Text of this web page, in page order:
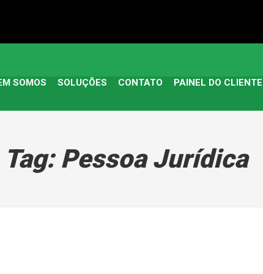
SOMOS SOLUÇÕES CONTATO PAINEL DO CLIENTE
Tag: Pessoa Jurídica